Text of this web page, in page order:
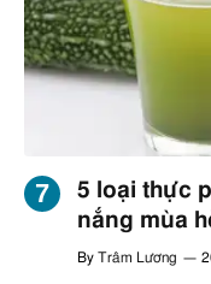
5 loại thực
nắng mùa
By Trâm Lương